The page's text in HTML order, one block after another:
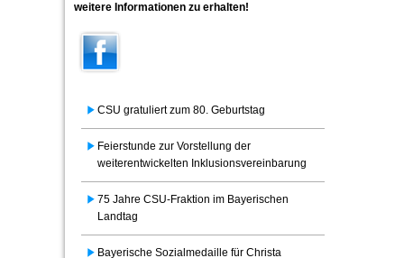
weitere Informationen zu erhalten!
CSU gratuliert zum 80. Geburtstag
Feierstunde zur Vorstellung der
weiterentwickelten Inklusionsvereinbarung
75 Jahre CSU-Fraktion im Bayerischen
Landtag
Bayerische Sozialmedaille für Christa